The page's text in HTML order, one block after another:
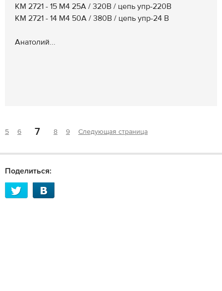
КМ 2721 - 15 М4 25А / 320В / цепь упр-220В
КМ 2721 - 14 М4 50А / 380В / цепь упр-24 В
Анатолий...
5 6 7 8 9 Следующая страница
Поделиться: